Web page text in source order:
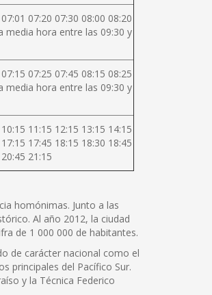
07:20 07:30 08:00 08:20
media hora entre las 09:30 y
07:25 07:45 08:15 08:25
media hora entre las 09:30 y
11:15 12:15 13:15 14:15
17:45 18:15 18:30 18:45
21:15
homónimas. Junto a las
Al año 2012, la ciudad
de 1 000 000 de habitantes.
de carácter nacional como el
principales del Pacífico Sur.
y la Técnica Federico